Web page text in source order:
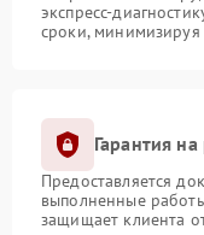
экспресс-
сроки, минимизируя
Гарантия
Предоставляется
выполненные
защищает клиента